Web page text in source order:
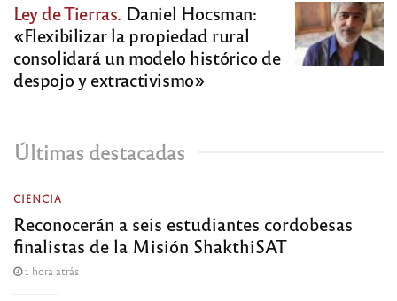
Ley de Tierras. Daniel Hocsman:
«Flexibilizar la propiedad rural
consolidará un modelo histórico de
despojo y extractivismo»
Últimas destacadas
CIENCIA
Reconocerán a seis estudiantes cordobesas
finalistas de la Misión ShakthiSAT
1 hora atrás